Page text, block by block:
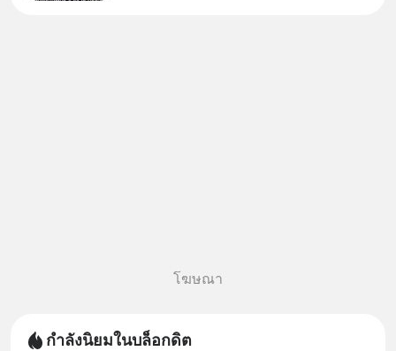
โฆษณา
กำลังนิยมในบล็อกดิต